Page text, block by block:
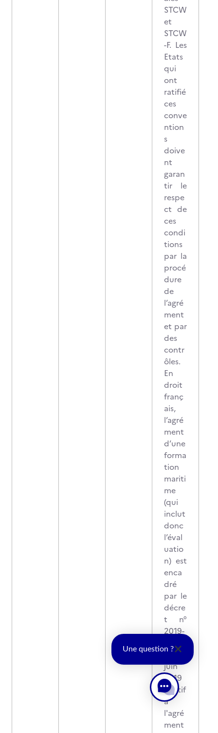
STCW
et
STCW
-F. Les
Etats
qui
ont
ratifié
ces
conve
ntion
s
doive
nt
garan
tir le
respe
ct de
ces
condi
tions
par la
procé
dure
de
l’agré
ment
et par
des
contr
ôles.
En
droit
franç
ais,
l’agré
ment
d’une
forma
tion
mariti
me
(qui
inclut
donc
l’éval
uatio
n) est
enca
dré
par le
décre
t n°
2019-
640
du 25
juin
2019
relatif
à
l'agré
ment
Une question ?